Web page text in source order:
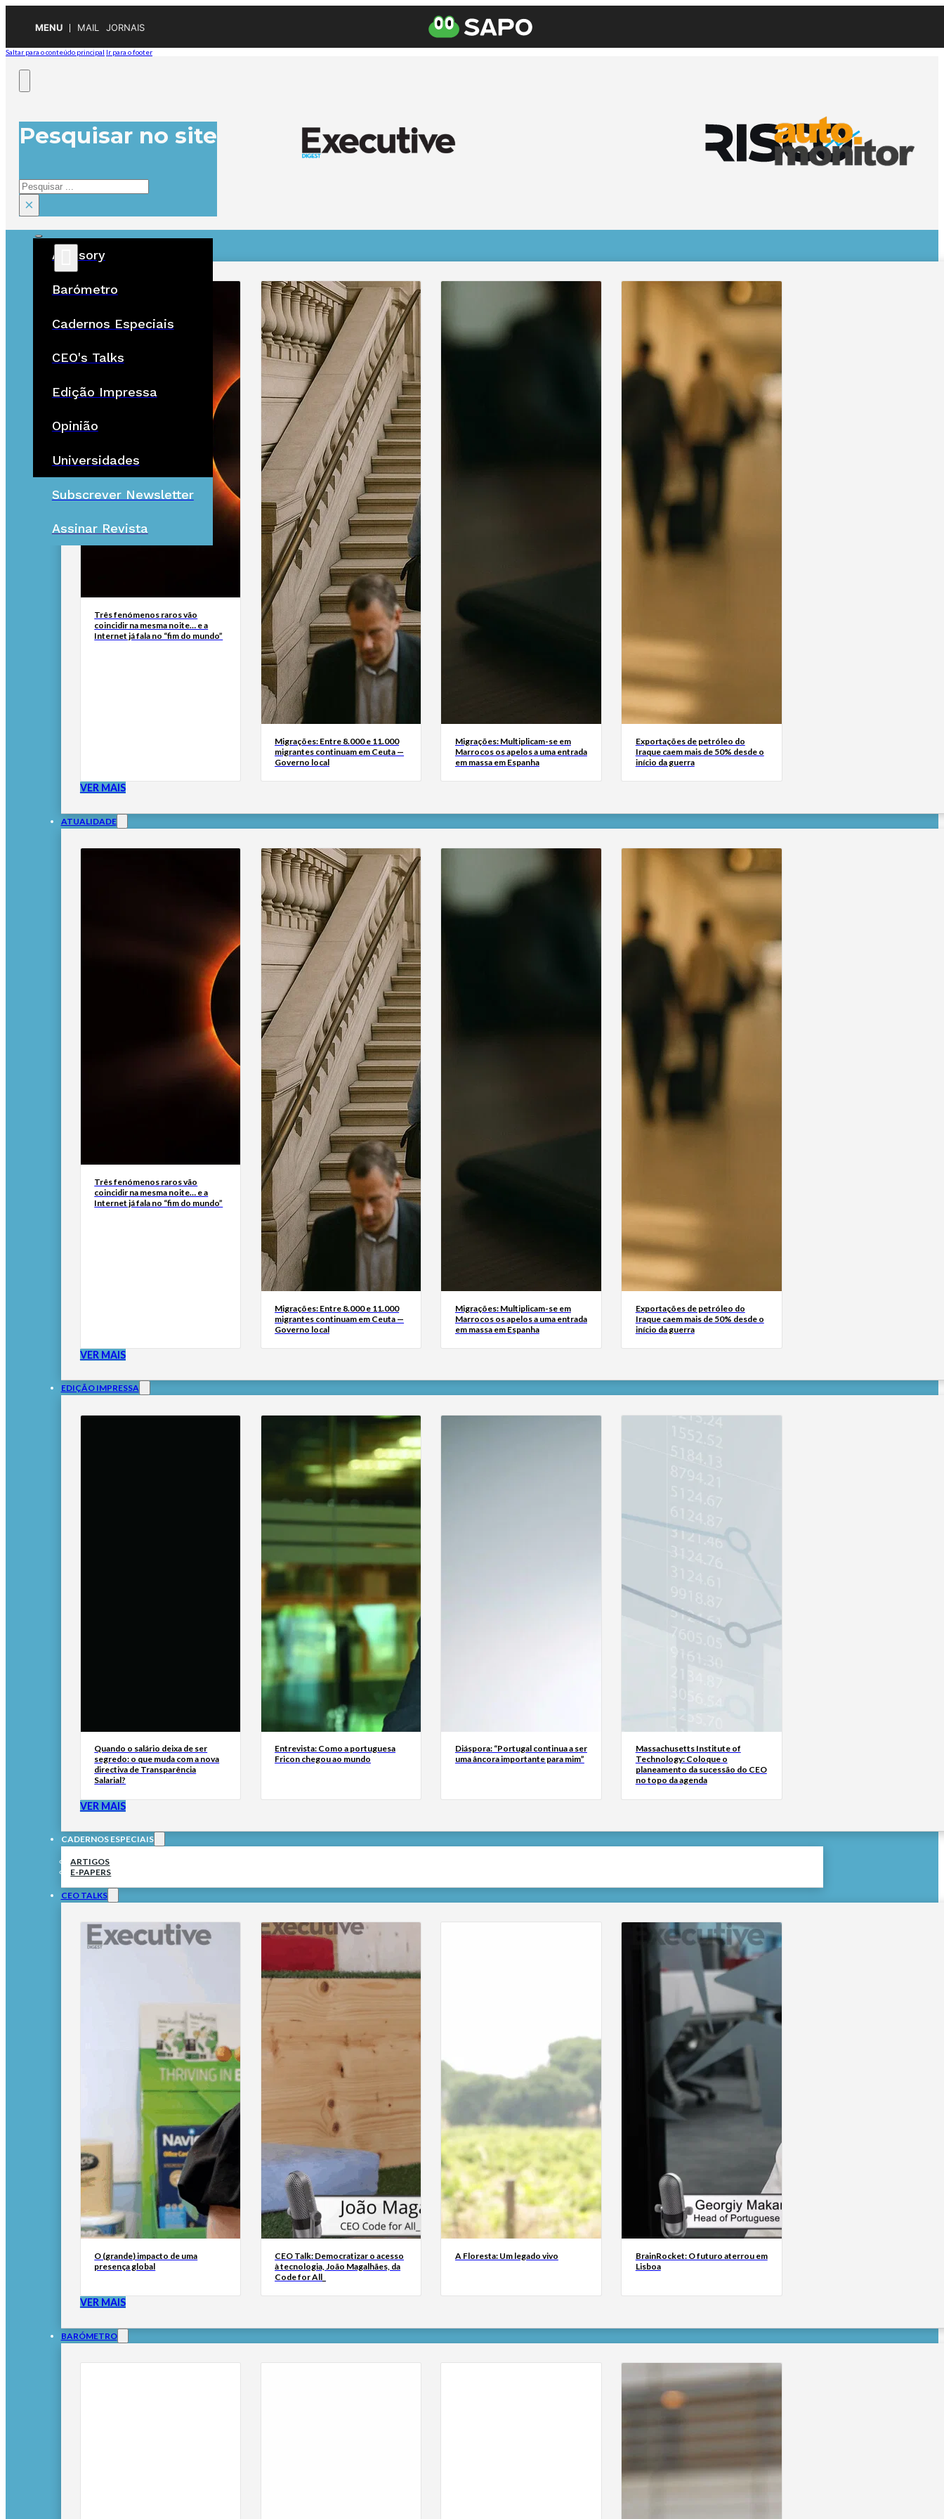
MENU MAIL JORNAIS
Saltar para o conteúdo principal Ir para o footer
Pesquisar no site
Pesquisar
×
Advisory
Barómetro
Cadernos Especiais
CEO's Talks
Edição Impressa
Opinião
Universidades
Subscrever Newsletter
Assinar Revista
ÚLTIMAS
Três fenómenos raros vão
coincidir na mesma noite… e a
Internet já fala no “fim do mundo”
Migrações: Entre 8.000 e 11.000
migrantes continuam em Ceuta —
Governo local
Migrações: Multiplicam-se em
Marrocos os apelos a uma entrada
em massa em Espanha
Exportações de petróleo do
Iraque caem mais de 50% desde o
início da guerra
VER MAIS
ATUALIDADE
Três fenómenos raros vão
coincidir na mesma noite… e a
Internet já fala no “fim do mundo”
Migrações: Entre 8.000 e 11.000
migrantes continuam em Ceuta —
Governo local
Migrações: Multiplicam-se em
Marrocos os apelos a uma entrada
em massa em Espanha
Exportações de petróleo do
Iraque caem mais de 50% desde o
início da guerra
VER MAIS
EDIÇÃO IMPRESSA
Quando o salário deixa de ser
segredo: o que muda com a nova
directiva de Transparência
Salarial?
Entrevista: Como a portuguesa
Fricon chegou ao mundo
Diáspora: “Portugal continua a ser
uma âncora importante para mim”
Massachusetts Institute of
Technology: Coloque o
planeamento da sucessão do CEO
no topo da agenda
VER MAIS
CADERNOS ESPECIAIS
ARTIGOS
E-PAPERS
CEO TALKS
O (grande) impacto de uma
presença global
CEO Talk: Democratizar o acesso
à tecnologia, João Magalhães, da
Code for All_
A Floresta: Um legado vivo
BrainRocket: O futuro aterrou em
Lisboa
VER MAIS
BARÓMETRO